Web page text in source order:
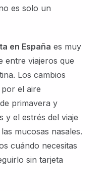
es solo un
en España es muy
entre viajeros que
Los cambios
el aire
primavera y
y el estrés del viaje
mucosas nasales.
cuándo necesitas
sin tarjeta